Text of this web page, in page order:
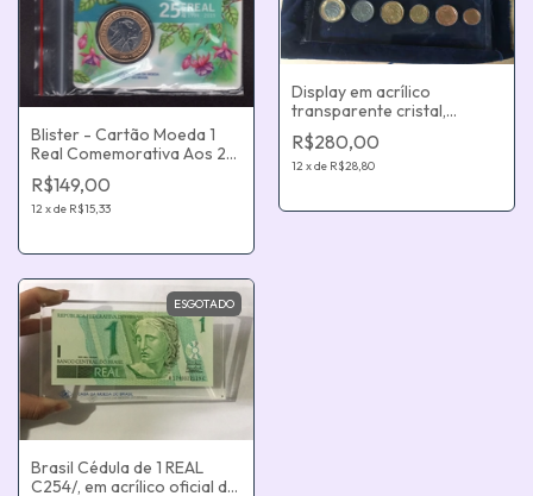
Blister - Cartão Moeda 1
Real Comemorativa Aos 25
Anos Do Plano Real Oficial
Casa Da Moeda Origem :
Brasil
R$149,00
12 xde R$15,33
Display em acrílico
transparente cristal,
personalizado, contendo
as moedas da 2ª família do
Real
R$280,00
12 xde R$28,80
ESGOTADO
Brasil Cédula de 1 REAL
C254/, em acrílico oficial da